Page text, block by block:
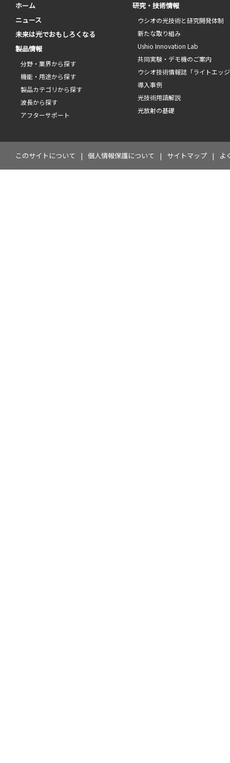
ホーム
ニュース
未来は光でおもしろくなる
製品情報
分野・業界から探す
機能・用途から探す
製品カテゴリから探す
波長から探す
アフターサポート
研究・技術情報
ウシオの光技術と研究開発体制
新たな取り組み
Ushio Innovation Lab
共同実験・デモ機のご案内
ウシオ技術情報誌「ライトエッ
導入事例
光技術用語解説
光放射の基礎
このサイトについて 個人情報保護について サイトマップ よ